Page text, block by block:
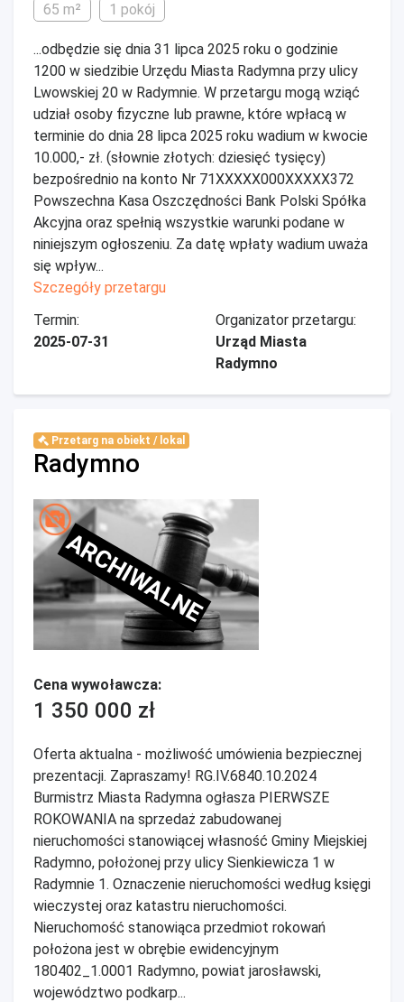
65 m² 1 pokój
...odbędzie się dnia 31 lipca 2025 roku o godzinie
1200 w siedzibie Urzędu Miasta Radymna przy ulicy
Lwowskiej 20 w Radymnie. W przetargu mogą wziąć
udział osoby fizyczne lub prawne, które wpłacą w
terminie do dnia 28 lipca 2025 roku wadium w kwocie
10.000,- zł. (słownie złotych: dziesięć tysięcy)
bezpośrednio na konto Nr 71XXXXX000XXXXX372
Powszechna Kasa Oszczędności Bank Polski Spółka
Akcyjna oraz spełnią wszystkie warunki podane w
niniejszym ogłoszeniu. Za datę wpłaty wadium uważa
się wpływ...
Szczegóły przetargu
Termin:
2025-07-31
Organizator przetargu:
Urząd Miasta
Radymno
Przetarg na obiekt / lokal
Radymno
ARCHIWALNE
Cena wywoławcza:
1 350 000 zł
Oferta aktualna - możliwość umówienia bezpiecznej
prezentacji. Zapraszamy! RG.IV.6840.10.2024
Burmistrz Miasta Radymna ogłasza PIERWSZE
ROKOWANIA na sprzedaż zabudowanej
nieruchomości stanowiącej własność Gminy Miejskiej
Radymno, położonej przy ulicy Sienkiewicza 1 w
Radymnie 1. Oznaczenie nieruchomości według księgi
wieczystej oraz katastru nieruchomości.
Nieruchomość stanowiąca przedmiot rokowań
położona jest w obrębie ewidencyjnym
180402_1.0001 Radymno, powiat jarosławski,
województwo podkarp...